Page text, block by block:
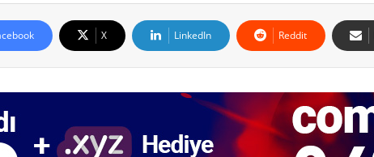
X LinkedIn Reddit